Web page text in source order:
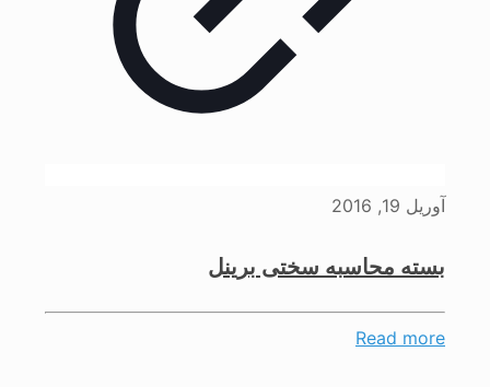
آوریل 19, 2016
بسته محاسبه سختی برینل
Read more